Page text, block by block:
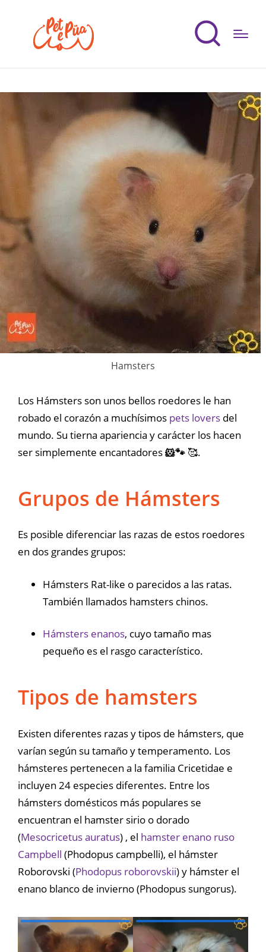
Hamsters
Los Hámsters son unos bellos roedores le han
robado el corazón a muchísimos pets lovers del
mundo. Su tierna apariencia y carácter los hacen
ser simplemente encantadores🐹🐾 🥰.
Grupos de Hámsters
Es posible diferenciar las razas de estos roedores
en dos grandes grupos:
Hámsters Rat-like o parecidos a las ratas.
También llamados hamsters chinos.
Hámsters enanos, cuyo tamaño mas
pequeño es el rasgo característico.
Tipos de hamsters
Existen diferentes razas y tipos de hámsters, que
varían según su tamaño y temperamento. Los
hámsteres pertenecen a la familia Cricetidae e
incluyen 24 especies diferentes. Entre los
hámsters domésticos más populares se
encuentran el hamster sirio o dorado
(Mesocricetus auratus) , el hamster enano ruso
Campbell (Phodopus campbelli), el hámster
Roborovski (Phodopus roborovskii) y hámster el
enano blanco de invierno (Phodopus sungorus).